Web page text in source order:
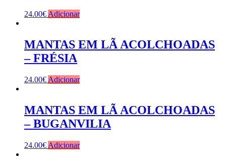
24.00€ Adicionar
MANTAS EM LÃ ACOLCHOADAS
– FRÉSIA
24.00€ Adicionar
MANTAS EM LÃ ACOLCHOADAS
– BUGANVILIA
24.00€ Adicionar